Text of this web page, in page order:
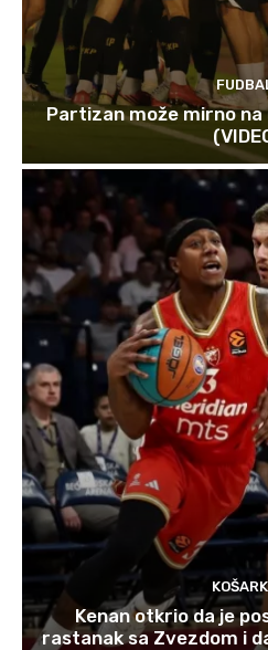
Partizan može mirno
Kenan otkrio da je
rastanak sa Zvezdom i